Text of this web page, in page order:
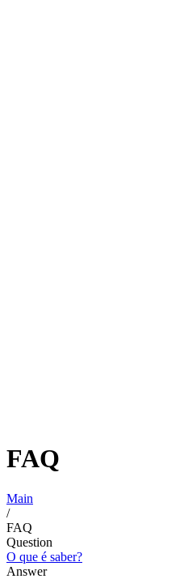
FAQ
Main
/
FAQ
Question
O que é saber?
Answer